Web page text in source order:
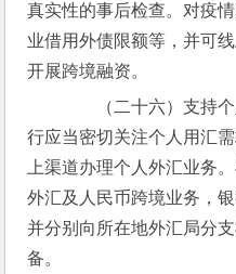
真实性的事后检查。对疫
业借用外债限额等，并可
开展跨境融资。
（二十六）支持个
行应当密切关注个人用汇
上渠道办理个人外汇业务
外汇及人民币跨境业务，
并分别向所在地外汇局分
备。